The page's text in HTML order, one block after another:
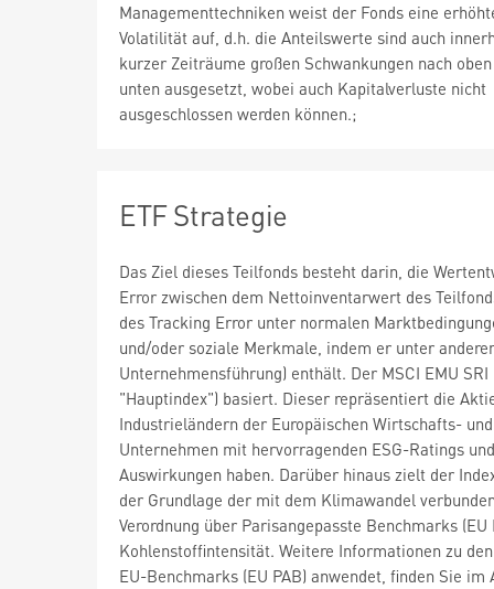
Managementtechniken weist der Fonds eine
Volatilität auf, d.h. die Anteilswerte sind auch
kurzer Zeiträume großen Schwankungen nach
unten ausgesetzt, wobei auch Kapitalverluste nicht
ausgeschlossen werden können.;
ETF Strategie
Das Ziel dieses Teilfonds besteht darin, die
Error zwischen dem Nettoinventarwert des
des Tracking Error unter normalen
und/oder soziale Merkmale, indem er unter
Unternehmensführung) enthält. Der MSCI EMU
"Hauptindex") basiert. Dieser repräsentiert die
Industrieländern der Europäischen Wirtschafts-
Unternehmen mit hervorragenden ESG-Ratings
Auswirkungen haben. Darüber hinaus zielt der
der Grundlage der mit dem Klimawandel
Verordnung über Parisangepasste Benchmarks
Kohlenstoffintensität. Weitere Informationen zu
EU-Benchmarks (EU PAB) anwendet, finden Sie